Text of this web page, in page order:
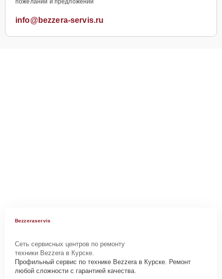
info@bezzera-servis.ru
Bezzeraservis
Сеть сервисных центров по ремонту
техники Bezzera в Курске.
Профильный сервис по технике Bezzera в Курске. Ремонт
любой сложности с гарантией качества.